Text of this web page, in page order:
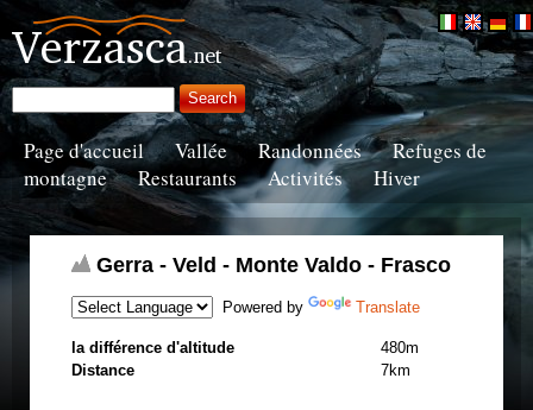
Page d'accueil Vallée Randonnées
Refuges de
montagne
Restaurants Activités Hiver
Gerra - Veld - Monte Valdo - Frasco
Powered by Translate
la différence d'altitude
480m
Distance
7km